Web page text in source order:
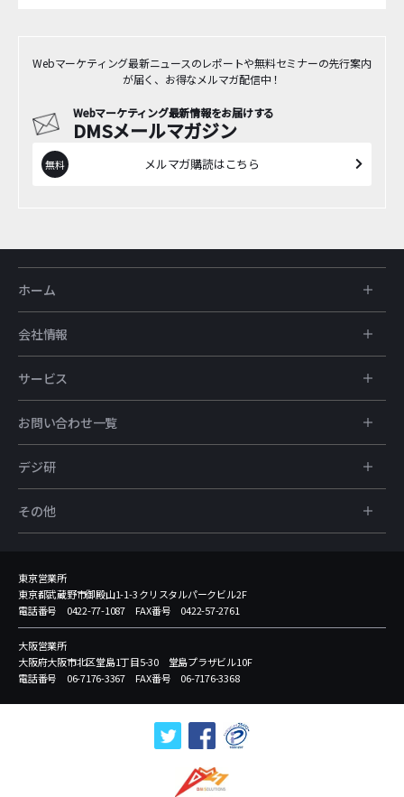
Webマーケティング最新ニュースのレポートや無料セミナーの先行案内
が届く、お得なメルマガ配信中！
Webマーケティング最新情報をお届けする
DMSメールマガジン
メルマガ購読はこちら
ホーム
会社情報
サービス
お問い合わせ一覧
デジ研
その他
東京営業所
東京都武蔵野市御殿山1-1-3 クリスタルパークビル2F
電話番号 0422-77-1087 FAX番号 0422-57-2761
大阪営業所
大阪府大阪市北区堂島1丁目5-30 堂島プラザビル10F
電話番号 06-7176-3367 FAX番号 06-7176-3368